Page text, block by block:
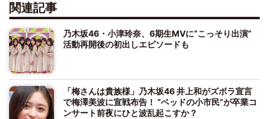
関連記事
乃木坂46・小津玲奈、6期生MVに“こっそり出演”
活動再開後の初出しエピソードも
「梅さんは貴族様」乃木坂46 井上和がズボラ宣言
で梅澤美波に宣戦布告！ “ベッドの小市民”が卒業コ
ンサート前夜にひと波乱起こすか？